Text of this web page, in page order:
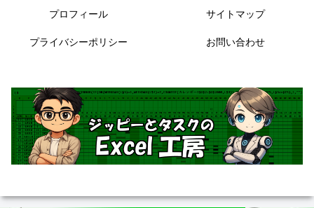
プロフィール サイトマップ
プライバシーポリシー お問い合わせ